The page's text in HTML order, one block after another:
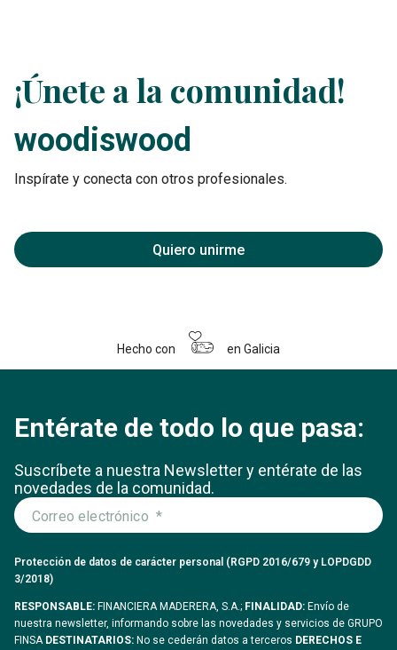
¡Únete a la comunidad!
woodiswood
Inspírate y conecta con otros profesionales.
Quiero unirme
Hecho con en Galicia
Entérate de todo lo que pasa:
Suscríbete a nuestra Newsletter y entérate de las
novedades de la comunidad.
Protección de datos de carácter personal (RGPD 2016/679 y LOPDGDD
3/2018)
RESPONSABLE: FINANCIERA MADERERA, S.A.; FINALIDAD: Envío de
nuestra newsletter, informando sobre las novedades y servicios de GRUPO
FINSADESTINATARIOS: No se cederán datos a terceros DERECHOS E